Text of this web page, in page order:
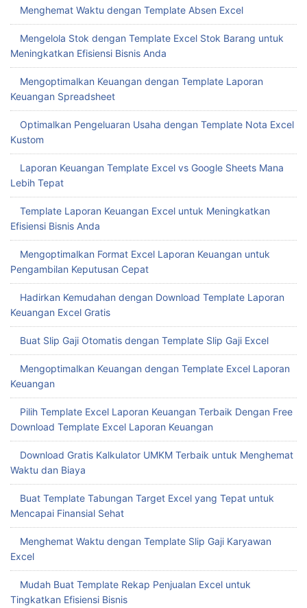
Menghemat Waktu dengan Template Absen Excel
Mengelola Stok dengan Template Excel Stok Barang untuk
Meningkatkan Efisiensi Bisnis Anda
Mengoptimalkan Keuangan dengan Template Laporan
Keuangan Spreadsheet
Optimalkan Pengeluaran Usaha dengan Template Nota Excel
Kustom
Laporan Keuangan Template Excel vs Google Sheets Mana
Lebih Tepat
Template Laporan Keuangan Excel untuk Meningkatkan
Efisiensi Bisnis Anda
Mengoptimalkan Format Excel Laporan Keuangan untuk
Pengambilan Keputusan Cepat
Hadirkan Kemudahan dengan Download Template Laporan
Keuangan Excel Gratis
Buat Slip Gaji Otomatis dengan Template Slip Gaji Excel
Mengoptimalkan Keuangan dengan Template Excel Laporan
Keuangan
Pilih Template Excel Laporan Keuangan Terbaik Dengan Free
Download Template Excel Laporan Keuangan
Download Gratis Kalkulator UMKM Terbaik untuk Menghemat
Waktu dan Biaya
Buat Template Tabungan Target Excel yang Tepat untuk
Mencapai Finansial Sehat
Menghemat Waktu dengan Template Slip Gaji Karyawan
Excel
Mudah Buat Template Rekap Penjualan Excel untuk
Tingkatkan Efisiensi Bisnis